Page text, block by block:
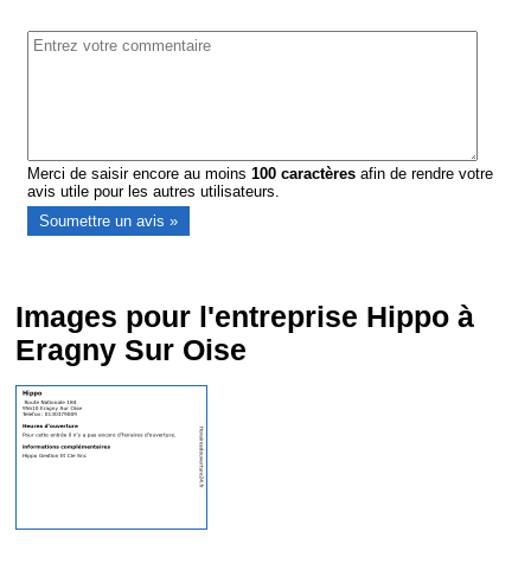
Merci de saisir encore au moins100 caractères afin de rendre votre
avis utile pour les autres utilisateurs.
Images pour l'entreprise Hippo à
Eragny Sur Oise